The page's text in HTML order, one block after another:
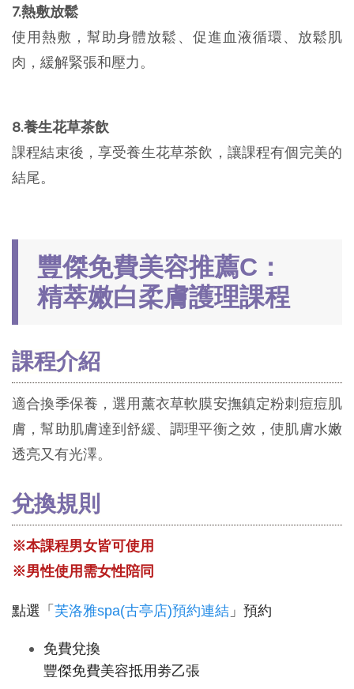
7.熱敷放鬆
使用熱敷，幫助身體放鬆、促進血液循環、放鬆肌
肉，緩解緊張和壓力。
8.養生花草茶飲
課程結束後，享受養生花草茶飲，讓課程有個完美的
結尾。
豐傑免費美容推薦C：
精萃嫩白柔膚護理課程
課程介紹
適合換季保養，選用薰衣草軟膜安撫鎮定粉刺痘痘肌
膚，幫助肌膚達到舒緩、調理平衡之效，使肌膚水嫩
透亮又有光澤。
兌換規則
※本課程男女皆可使用
※男性使用需女性陪同
點選「 芙洛雅spa(古亭店)預約連結 」預約
免費兌換
豐傑免費美容抵用劵乙張